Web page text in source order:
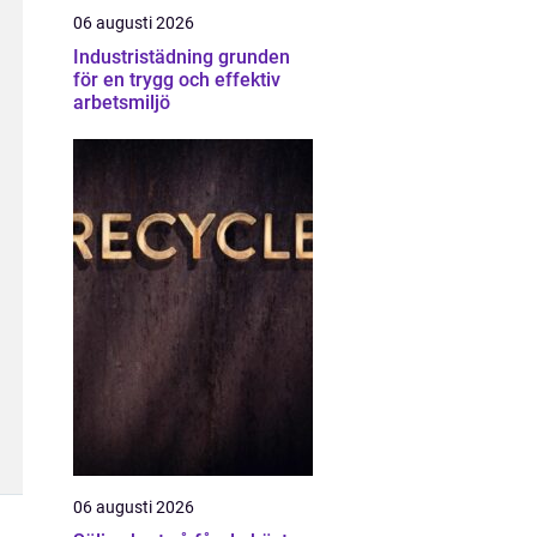
06 augusti 2026
Industristädning grunden
för en trygg och effektiv
arbetsmiljö
06 augusti 2026